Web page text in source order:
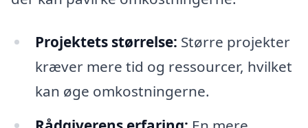
Projektets størrelse: Større projekter
kræver mere tid og ressourcer, hvilket
kan øge omkostningerne.